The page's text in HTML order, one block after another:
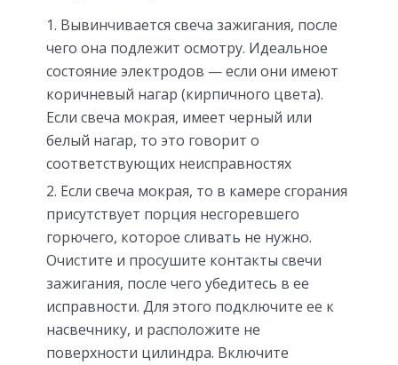
Вывинчивается свеча зажигания, после
чего она подлежит осмотру. Идеальное
состояние электродов — если они имеют
коричневый нагар (кирпичного цвета).
Если свеча мокрая, имеет черный или
белый нагар, то это говорит о
соответствующих неисправностях
Если свеча мокрая, то в камере сгорания
присутствует порция несгоревшего
горючего, которое сливать не нужно.
Очистите и просушите контакты свечи
зажигания, после чего убедитесь в ее
исправности. Для этого подключите ее к
насвечнику, и расположите не
поверхности цилиндра. Включите